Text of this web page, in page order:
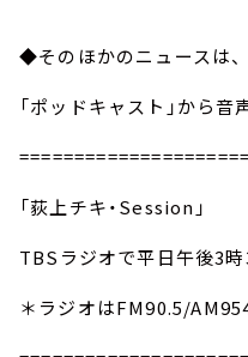
◆そのほかのニュースは、
「ポッドキャスト」から
「荻上チキ・Session」
TBSラジオで平日午後3時
＊ラジオはFM90.5/